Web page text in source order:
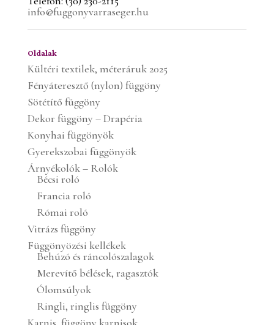
info@fuggonyvarraseger.hu
Oldalak
Kültéri textilek, méteráruk 2025
Fényáteresztő (nylon) függöny
Sötétítő függöny
Dekor függöny – Drapéria
Konyhai függönyök
Gyerekszobai függönyök
Árnyékolók – Rolók
Bécsi roló
Francia roló
Római roló
Vitrázs függöny
Függönyözési kellékek
Behúzó és ráncolószalagok
Merevítő bélések, ragasztók
Ólomsúlyok
Ringli, ringlis függöny